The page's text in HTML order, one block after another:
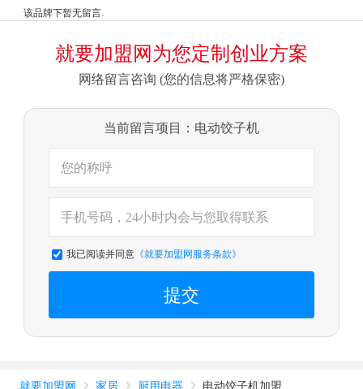
该品牌下暂无留言.
就要加盟网为您定制创业方案
网络留言咨询 (您的信息将严格保密)
当前留言项目：电动饺子机
我已阅读并同意《就要加盟网服务条款》
提交
就要加盟网  家居  厨用电器  电动饺子机加盟